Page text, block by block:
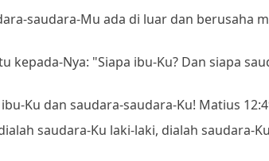
saudara-Mu ada di luar dan berusaha
Nya: "Siapa ibu-Ku? Dan siapa
Ku dan saudara-saudara-Ku! Matius
saudara-Ku laki-laki, dialah saudara-